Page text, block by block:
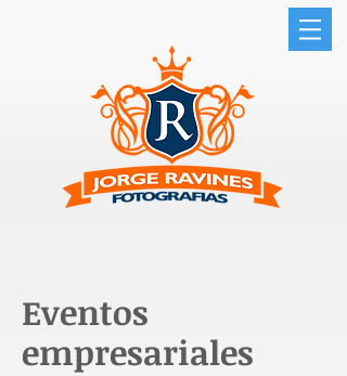
Eventos
empresariales